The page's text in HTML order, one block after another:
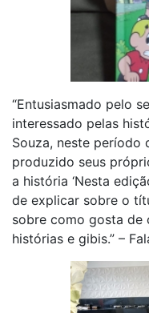
“Entusiasmado pelo
interessado pelas
Souza, neste período
produzido seus
a história ‘Nesta
de explicar sobre o
sobre como gosta de
histórias e gibis.” –